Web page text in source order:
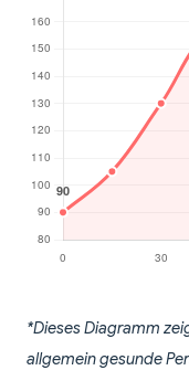
*Dieses Diagramm
allgemein gesunde